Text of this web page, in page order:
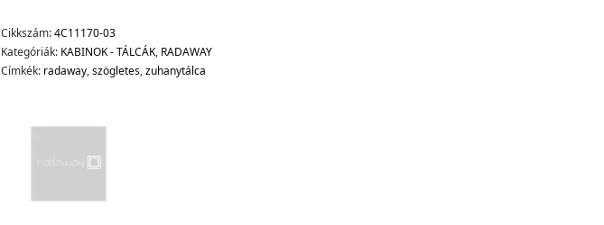
Cikkszám:4C11170-03
Kategóriák: KABINOK - TÁLCÁK, RADAWAY
Címkék: radaway,szögletes,zuhanytálca